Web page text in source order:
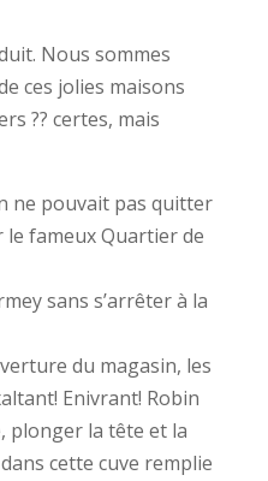
Nous sommes
ces jolies maisons
?? certes, mais
ne pouvait pas quitter
le fameux Quartier de
sans s’arrêter à la
du magasin, les
Enivrant! Robin
plonger la tête et la
cette cuve remplie